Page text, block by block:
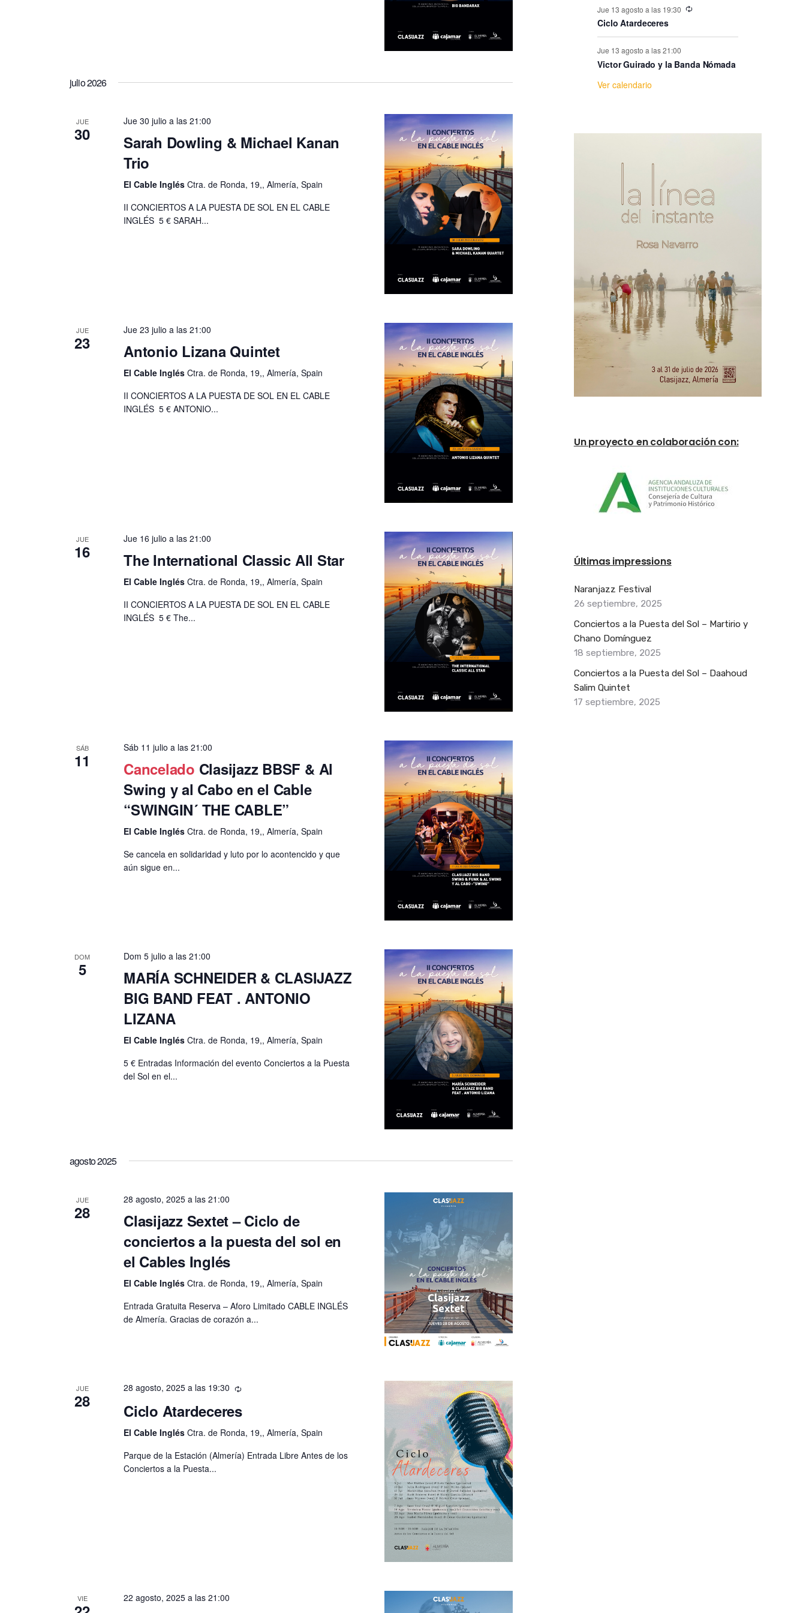
julio 2026
JUE
30
Jue 30 julio a las 21:00
Sarah Dowling & Michael Kanan
Trio
El Cable Inglés Ctra. de Ronda, 19,, Almería, Spain
II CONCIERTOS A LA PUESTA DE SOL EN EL CABLE
INGLÉS 5 € SARAH...
JUE
23
Jue 23 julio a las 21:00
Antonio Lizana Quintet
El Cable Inglés Ctra. de Ronda, 19,, Almería, Spain
II CONCIERTOS A LA PUESTA DE SOL EN EL CABLE
INGLÉS 5 € ANTONIO...
JUE
16
Jue 16 julio a las 21:00
The International Classic All Star
El Cable Inglés Ctra. de Ronda, 19,, Almería, Spain
II CONCIERTOS A LA PUESTA DE SOL EN EL CABLE
INGLÉS 5 € The...
SÁB
11
Sáb 11 julio a las 21:00
Cancelado Clasijazz BBSF & Al
Swing y al Cabo en el Cable
“SWINGIN´ THE CABLE”
El Cable Inglés Ctra. de Ronda, 19,, Almería, Spain
Se cancela en solidaridad y luto por lo acontencido y que
aún sigue en...
DOM
5
Dom 5 julio a las 21:00
MARÍA SCHNEIDER & CLASIJAZZ
BIG BAND FEAT . ANTONIO
LIZANA
El Cable Inglés Ctra. de Ronda, 19,, Almería, Spain
5 € Entradas Información del evento Conciertos a la Puesta
del Sol en el...
agosto 2025
JUE
28
28 agosto, 2025 a las 21:00
Clasijazz Sextet – Ciclo de
conciertos a la puesta del sol en
el Cables Inglés
El Cable Inglés Ctra. de Ronda, 19,, Almería, Spain
Entrada Gratuita Reserva – Aforo Limitado CABLE INGLÉS
de Almería. Gracias de corazón a...
JUE
28
28 agosto, 2025 a las 19:30
Ciclo Atardeceres
El Cable Inglés Ctra. de Ronda, 19,, Almería, Spain
Parque de la Estación (Almería) Entrada Libre Antes de los
Conciertos a la Puesta...
VIE 22 agosto, 2025 a las 21:00
e
E
v
n
Jue 13 agosto a las 19:30
Ciclo Atardeceres
Jue 13 agosto a las 21:00
Victor Guirado y la Banda Nómada
Ver calendario
Un proyecto en colaboración con:
Últimas impressions
Naranjazz Festival
26 septiembre, 2025
Conciertos a la Puesta del Sol – Martirio y
Chano Domínguez
18 septiembre, 2025
Conciertos a la Puesta del Sol – Daahoud
Salim Quintet
17 septiembre, 2025